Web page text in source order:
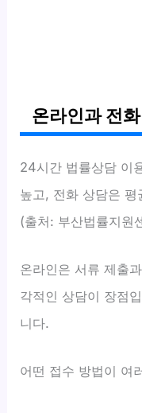
온라인과 전
24시간 법률상담 이
높고, 전화 상담은 평
(출처: 부산법률지원
온라인은 서류 제출
각적인 상담이 장점
니다.
어떤 접수 방법이 여